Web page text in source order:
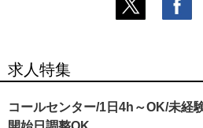
求人特集
コールセンター/1日4h～OK/未経